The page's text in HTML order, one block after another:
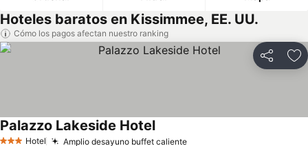
Hoteles baratos en Kissimmee, EE. UU.
Cómo los pagos afectan nuestro ranking
Compartir
Hotel Amplio desayuno buffet calienteVer precios
Palazzo Lakeside HotelVer precios